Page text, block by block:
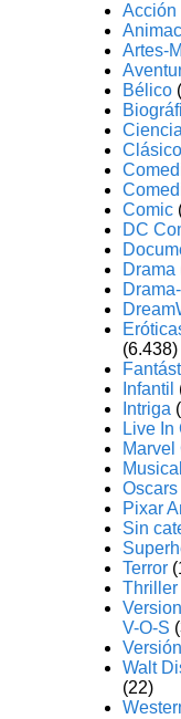
Acción
Artes-
Bélico
Comic
DC
Drama
(6.438)
Infantil
Intriga
Live In
Marvel
Musical
Oscars
Pixar
Sin
Terror
Thriller
V-O-S
Walt
(22)